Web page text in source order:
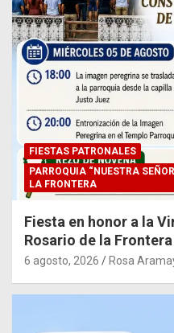
FIESTAS PATRONALES
PARROQUIA “NUESTRA
LA FRONTERA
Fiesta en honor a la
Rosario de la Frontera
6 agosto, 2026 Rosa